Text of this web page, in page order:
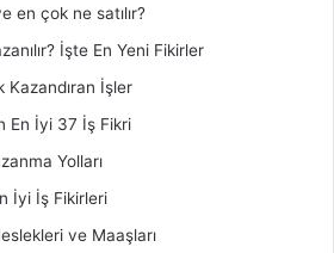
en çok ne satılır?
İşte En Yeni Fikirler
Kazandıran İşler
En İyi 37 İş Fikri
Yolları
İyi İş Fikirleri
ve Maaşları